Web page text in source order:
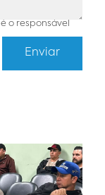
o responsável